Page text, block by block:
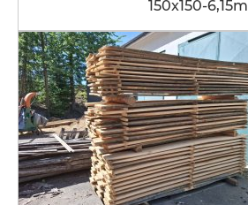
150x150-6,15m